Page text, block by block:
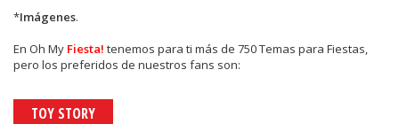
*Imágenes.
En Oh My Fiesta! tenemos para ti más de 750 Temas para Fiestas,
pero los preferidos de nuestros fans son:
TOY STORY